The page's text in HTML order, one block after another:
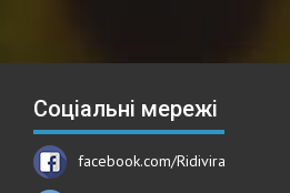
Соціальні мережі
facebook.com/Ridivira